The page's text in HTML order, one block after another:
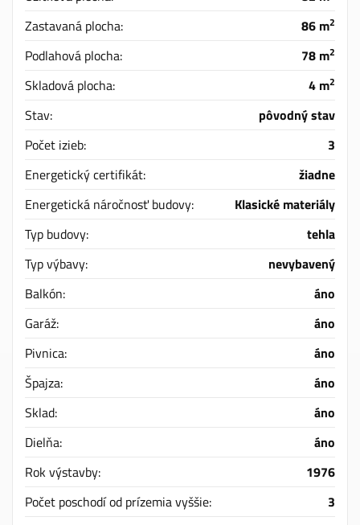
Zastavaná plocha: 86 m2
Podlahová plocha: 78 m2
Skladová plocha: 4 m2
Stav:
pôvodný stav
Počet izieb:
3
Energetický certifikát:
žiadne
Energetická náročnosť budovy:
Klasické materiály
Typ budovy:
tehla
Typ výbavy:
nevybavený
Balkón:
áno
Garáž:
áno
Pivnica:
áno
Špajza:
áno
Sklad:
áno
Dielňa:
áno
Rok výstavby:
1976
Počet poschodí od prízemia vyššie:
3